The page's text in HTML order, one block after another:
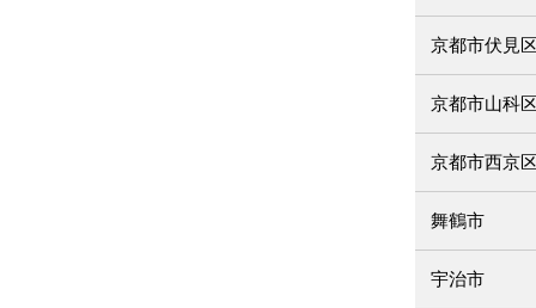
京都市伏見区
京都市山科区
京都市西京区
舞鶴市
宇治市